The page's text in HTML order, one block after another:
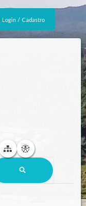
Login / Cadastro